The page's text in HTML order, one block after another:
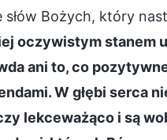
Bożych, który
oczywistym stanem
ani to, co
W głębi serca
lekceważąco i są